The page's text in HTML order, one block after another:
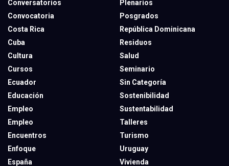
Conversatorios
Convocatoria
Costa Rica
Cuba
Cultura
Cursos
Ecuador
Educación
Empleo
Empleo
Encuentros
Enfoque
España
Plenarios
Posgrados
República Dominicana
Residuos
Salud
Seminario
Sin Categoría
Sostenibilidad
Sustentabilidad
Talleres
Turismo
Uruguay
Vivienda